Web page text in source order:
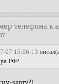
телефона к
07 15:06:13
РФ?
карту?)